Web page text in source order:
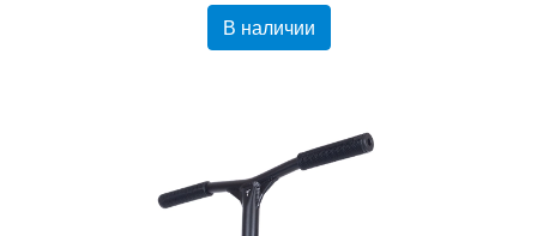
В наличии